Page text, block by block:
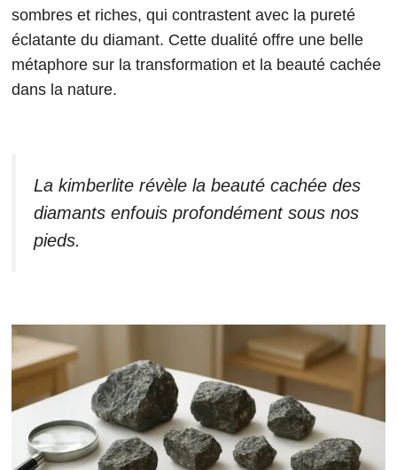
sombres et riches, qui contrastent avec la pureté
éclatante du diamant. Cette dualité offre une belle
métaphore sur la transformation et la beauté cachée
dans la nature.
La kimberlite révèle la beauté cachée des
diamants enfouis profondément sous nos
pieds.